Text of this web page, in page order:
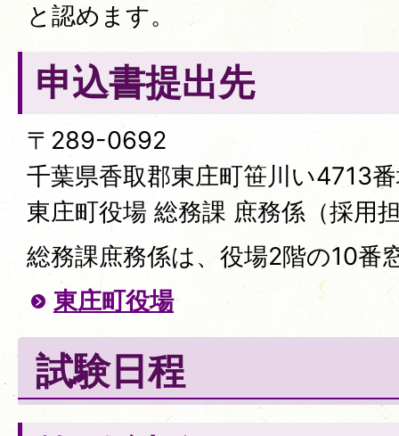
と認めます。
申込書提出先
〒289-0692
千葉県香取郡東庄町笹川い4713
東庄町役場 総務課 庶務係（採用
総務課庶務係は、役場2階の10番
東庄町役場
試験日程